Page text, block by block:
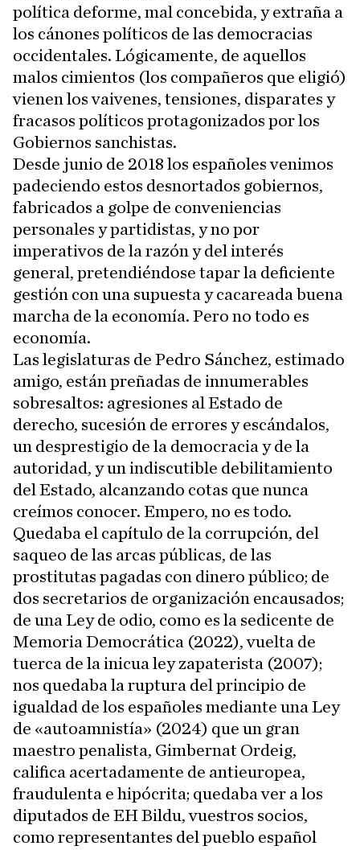
política deforme, mal concebida, y extraña a
los cánones políticos de las democracias
occidentales. Lógicamente, de aquellos
malos cimientos (los compañeros que eligió)
vienen los vaivenes, tensiones, disparates y
fracasos políticos protagonizados por los
Gobiernos sanchistas.
Desde junio de 2018 los españoles venimos
padeciendo estos desnortados gobiernos,
fabricados a golpe de conveniencias
personales y partidistas, y no por
imperativos de la razón y del interés
general, pretendiéndose tapar la deficiente
gestión con una supuesta y cacareada buena
marcha de la economía. Pero no todo es
economía.
Las legislaturas de Pedro Sánchez, estimado
amigo, están preñadas de innumerables
sobresaltos: agresiones al Estado de
derecho, sucesión de errores y escándalos,
un desprestigio de la democracia y de la
autoridad, y un indiscutible debilitamiento
del Estado, alcanzando cotas que nunca
creímos conocer. Empero, no es todo.
Quedaba el capítulo de la corrupción, del
saqueo de las arcas públicas, de las
prostitutas pagadas con dinero público; de
dos secretarios de organización encausados;
de una Ley de odio, como es la sedicente de
Memoria Democrática (2022), vuelta de
tuerca de la inicua ley zapaterista (2007);
nos quedaba la ruptura del principio de
igualdad de los españoles mediante una Ley
de «autoamnistía» (2024) que un gran
maestro penalista, Gimbernat Ordeig,
califica acertadamente de antieuropea,
fraudulenta e hipócrita; quedaba ver a los
diputados de EH Bildu, vuestros socios,
como representantes del pueblo español